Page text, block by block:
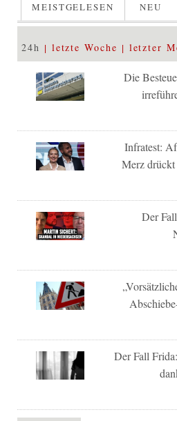
MEISTGELESEN NEU
24h letzte Woche letzter
Die
Infratest:
Merz
Der
Der Fall